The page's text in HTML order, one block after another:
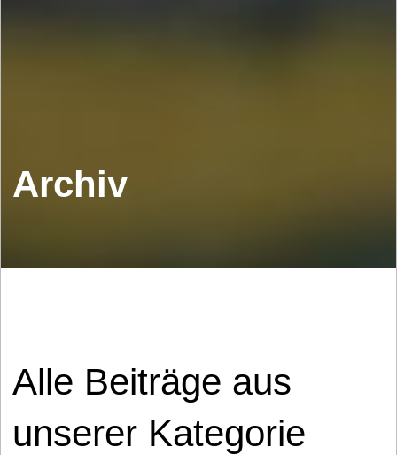
Archiv
Alle Beiträge aus
unserer Kategorie